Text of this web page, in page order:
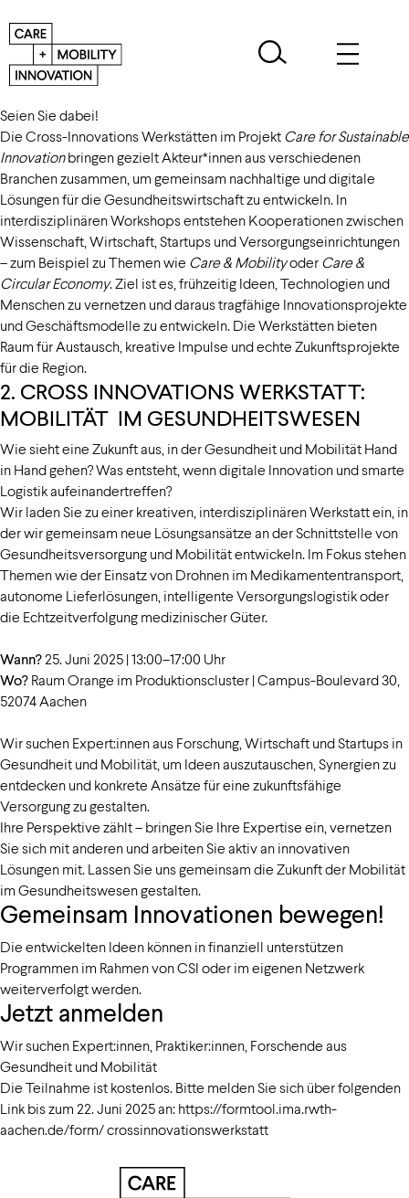
Seien Sie dabei!
Die Cross-Innovations Werkstätten im Projekt Care for Sustainable
Innovationbringen gezielt Akteur*innen aus verschiedenen
Branchen zusammen, um gemeinsam nachhaltige und digitale
Lösungen für die Gesundheitswirtschaft zu entwickeln. In
interdisziplinären Workshops entstehen Kooperationen zwischen
Wissenschaft, Wirtschaft, Startups und Versorgungseinrichtungen
– zum Beispiel zu Themen wie Care & Mobilityoder Care &
Circular Economy. Ziel ist es, frühzeitig Ideen, Technologien und
Menschen zu vernetzen und daraus tragfähige Innovationsprojekte
und Geschäftsmodelle zu entwickeln. Die Werkstätten bieten
Raum für Austausch, kreative Impulse und echte Zukunftsprojekte
für die Region.
2. CROSS INNOVATIONS WERKSTATT:
MOBILITÄT IM GESUNDHEITSWESEN
Wie sieht eine Zukunft aus, in der Gesundheit und Mobilität Hand
in Hand gehen? Was entsteht, wenn digitale Innovation und smarte
Logistik aufeinandertreffen?
Wir laden Sie zu einer kreativen, interdisziplinären Werkstatt ein, in
der wir gemeinsam neue Lösungsansätze an der Schnittstelle von
Gesundheitsversorgung und Mobilität entwickeln. Im Fokus stehen
Themen wie der Einsatz von Drohnen im Medikamententransport,
autonome Lieferlösungen, intelligente Versorgungslogistik oder
die Echtzeitverfolgung medizinischer Güter.
Wann? 25. Juni 2025 | 13:00–17:00 Uhr
Wo? Raum Orange im Produktionscluster | Campus-Boulevard 30,
52074 Aachen
Wir suchen Expert:innen aus Forschung, Wirtschaft und Startups in
Gesundheit und Mobilität, um Ideen auszutauschen, Synergien zu
entdecken und konkrete Ansätze für eine zukunftsfähige
Versorgung zu gestalten.
Ihre Perspektive zählt – bringen Sie Ihre Expertise ein, vernetzen
Sie sich mit anderen und arbeiten Sie aktiv an innovativen
Lösungen mit. Lassen Sie uns gemeinsam die Zukunft der Mobilität
im Gesundheitswesen gestalten.
Gemeinsam Innovationen bewegen!
Die entwickelten Ideen können in finanziell unterstützen
Programmen im Rahmen von CSI oder im eigenen Netzwerk
weiterverfolgt werden.
Jetzt anmelden
Wir suchen Expert:innen, Praktiker:innen, Forschende aus
Gesundheit und Mobilität
Die Teilnahme ist kostenlos. Bitte melden Sie sich über folgenden
Link bis zum 22. Juni 2025 an: https://formtool.ima.rwth-
aachen.de/form/ crossinnovationswerkstatt